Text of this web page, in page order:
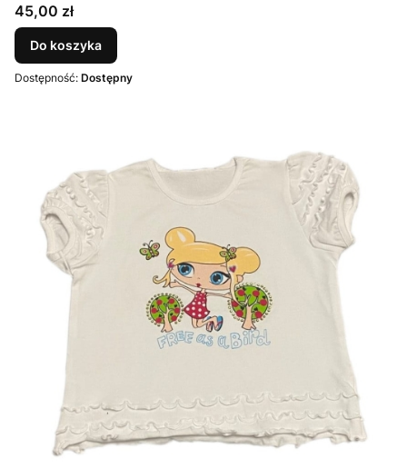
Cena
45,00 zł
Do koszyka
Dostępność: Dostępny